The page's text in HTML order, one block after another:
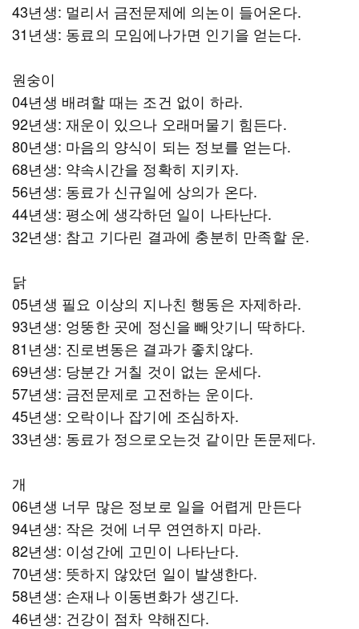
43년생: 멀리서 금전문제에 의논이 들어온다.
31년생: 동료의 모임에나가면 인기을 얻는다.
원숭이
04년생 배려할 때는 조건 없이 하라.
92년생: 재운이 있으나 오래머물기 힘든다.
80년생: 마음의 양식이 되는 정보를 얻는다.
68년생: 약속시간을 정확히 지키자.
56년생: 동료가 신규일에 상의가 온다.
44년생: 평소에 생각하던 일이 나타난다.
32년생: 참고 기다린 결과에 충분히 만족할 운.
닭
05년생 필요 이상의 지나친 행동은 자제하라.
93년생: 엉뚱한 곳에 정신을 빼앗기니 딱하다.
81년생: 진로변동은 결과가 좋치않다.
69년생: 당분간 거칠 것이 없는 운세다.
57년생: 금전문제로 고전하는 운이다.
45년생: 오락이나 잡기에 조심하자.
33년생: 동료가 정으로오는것 같이만 돈문제다.
개
06년생 너무 많은 정보로 일을 어렵게 만든다
94년생: 작은 것에 너무 연연하지 마라.
82년생: 이성간에 고민이 나타난다.
70년생: 뜻하지 않았던 일이 발생한다.
58년생: 손재나 이동변화가 생긴다.
46년생: 건강이 점차 약해진다.